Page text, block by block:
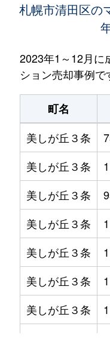
札幌市清田区の
2023年1～12月に
ション売却事例で
町名
美しが丘３条
美しが丘３条
美しが丘３条
美しが丘３条
美しが丘３条
美しが丘３条
美しが丘３条